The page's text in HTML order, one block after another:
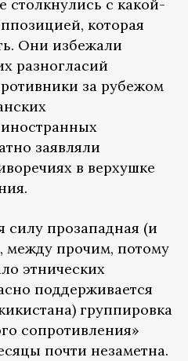
столкнулись с какой-
которая
Они избежали
разногласий
за рубежом
заявляли
в верхушке
силу прозападная (и
между прочим, потому
этнических
поддерживается
группировка
сопротивления»
почти незаметна.